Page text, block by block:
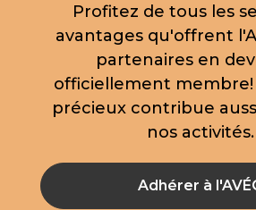
Profitez de tous les
avantages qu'offrent
partenaires en
officiellement membre!
précieux contribue
nos activités.
Adhérer à